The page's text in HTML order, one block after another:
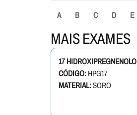
A B C D E
MAIS EXAMES
17
CÓDIGO: HPG17
MATERIAL:SORO